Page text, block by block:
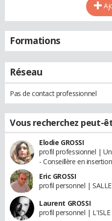
Formations
Réseau
Pas de contact professionnel
Vous recherchez peut-
Elodie GROSSI
profil professionnel |
- Conseillère en
Eric GROSSI
profil personnel |
Laurent GROSSI
profil personnel | L'ISLE